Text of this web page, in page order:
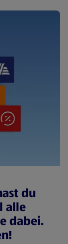
du
alle
dabei.